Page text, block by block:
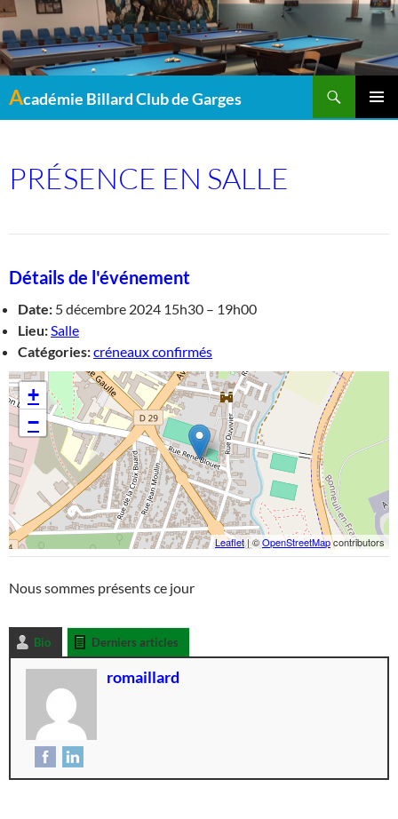
Académie Billard Club de Garges
PRÉSENCE EN SALLE
Détails de l'événement
Date: 5 décembre 2024 15h30 – 19h00
Lieu:Salle
Catégories:créneaux confirmés
+
−
Leaflet| ©OpenStreetMapcontributors
Nous sommes présents ce jour
Bio Derniers articles
romaillard